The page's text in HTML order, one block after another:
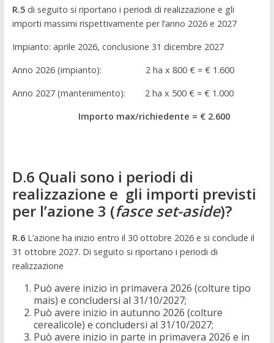
R.5di seguito si riportano i periodi di realizzazione e gli
importi massimi rispettivamente per l’anno 2026 e 2027
Impianto: aprile 2026, conclusione 31 dicembre 2027
Anno 2026 (impianto): 2 ha x 800 € = € 1.600
Anno 2027 (mantenimento): 2 ha x 500 € = € 1.000
Importo max/richiedente = € 2.600
D.6 Quali sono i periodi di
realizzazione e gli importi previsti
per l’azione 3 (fasce set-aside)?
R.6L’azione ha inizio entro il 30 ottobre 2026 e si conclude il
31 ottobre 2027. Di seguito si riportano i periodi di
realizzazione
Può avere inizio in primavera 2026 (colture tipo
mais) e concludersi al 31/10/2027;
Può avere inizio in autunno 2026 (colture
cerealicole) e concludersi al 31/10/2027;
Può avere inizio in parte in primavera 2026 e in